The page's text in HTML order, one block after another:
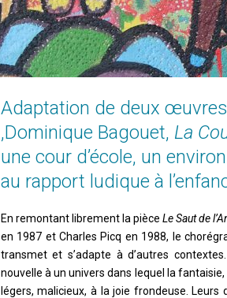
Adaptation de deux
,Dominique Bagouet, La
une cour d’école, un
au rapport ludique à
En remontant librement la pièce Le Saut de
en 1987 et Charles Picq en 1988, le
transmet et s’adapte à d’autres
nouvelle à un univers dans lequel la
légers, malicieux, à la joie frondeuse. Leurs
La
mardi 1
de la
Seule la